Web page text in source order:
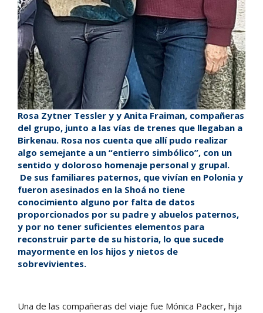
Rosa Zytner Tessler y y Anita Fraiman, compañeras
del grupo, junto a las vías de trenes que llegaban a
Birkenau. Rosa nos cuenta que allí pudo realizar
algo semejante a un “entierro simbólico”, con un
sentido y doloroso homenaje personal y grupal.
De sus familiares paternos, que vivían en Polonia y
fueron asesinados en la Shoá no tiene
conocimiento alguno por falta de datos
proporcionados por su padre y abuelos paternos,
y por no tener suficientes elementos para
reconstruir parte de su historia, lo que sucede
mayormente en los hijos y nietos de
sobrevivientes.
Una de las compañeras del viaje fue Mónica Packer, hija